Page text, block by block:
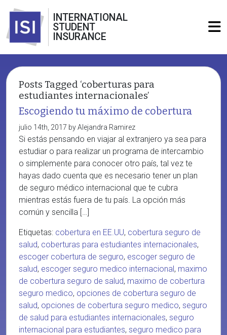
INTERNATIONAL
STUDENT
INSURANCE
Posts Tagged ‘coberturas para
estudiantes internacionales’
Escogiendo tu máximo de cobertura
julio 14th, 2017 by Alejandra Ramirez
Si estás pensando en viajar al extranjero ya sea para
estudiar o para realizar un programa de intercambio
o simplemente para conocer otro país, tal vez te
hayas dado cuenta que es necesario tener un plan
de seguro médico internacional que te cubra
mientras estás fuera de tu país. La opción más
común y sencilla […]
Etiquetas: cobertura en EE.UU, cobertura seguro de
salud, coberturas para estudiantes internacionales,
escoger cobertura de seguro, escoger seguro de
salud, escoger seguro medico internacional, maximo
de cobertura seguro de salud, maximo de cobertura
seguro medico, opciones de cobertura seguro de
salud, opciones de cobertura seguro medico, seguro
de salud para estudiantes internacionales, seguro
internacional para estudiantes, seguro medico para